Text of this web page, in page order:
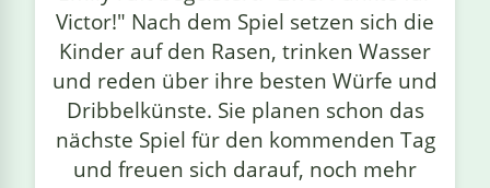
Victor!" Nach dem Spiel setzen sich die
Kinder auf den Rasen, trinken Wasser
und reden über ihre besten Würfe und
Dribbelkünste. Sie planen schon das
nächste Spiel für den kommenden Tag
und freuen sich darauf, noch mehr